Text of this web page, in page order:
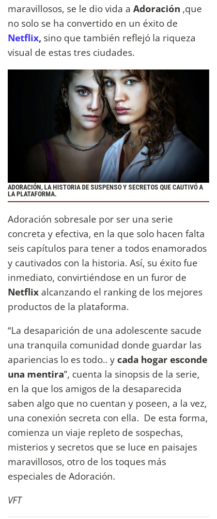
maravillosos, se le dio vida a Adoración ,que
no solo se ha convertido en un éxito de
Netflix, sino que también reflejó la riqueza
visual de estas tres ciudades.
ADORACIÓN, LA HISTORIA DE SUSPENSO Y SECRETOS QUE CAUTIVÓ A
LA PLATAFORMA.
Adoración sobresale por ser una serie
concreta y efectiva, en la que solo hacen falta
seis capítulos para tener a todos enamorados
y cautivados con la historia. Así, su éxito fue
inmediato, convirtiéndose en un furor de
Netflix alcanzando el ranking de los mejores
productos de la plataforma.
“La desaparición de una adolescente sacude
una tranquila comunidad donde guardar las
apariencias lo es todo.. y cada hogar esconde
una mentira”, cuenta la sinopsis de la serie,
en la que los amigos de la desaparecida
saben algo que no cuentan y poseen, a la vez,
una conexión secreta con ella. De esta forma,
comienza un viaje repleto de sospechas,
misterios y secretos que se luce en paisajes
maravillosos, otro de los toques más
especiales de Adoración.
VFT